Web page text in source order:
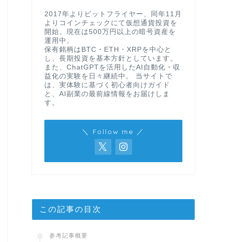
2017年よりビットフライヤー、同年11月
よりコインチェックにて仮想通貨投資を
開始。現在は500万円以上の暗号資産を
運用中。
保有銘柄はBTC・ETH・XRPを中心と
し、長期投資を基本方針としています。
また、ChatGPTを活用したAI自動化・収
益化の実験を日々継続中。 当サイトで
は、実体験に基づく初心者向けガイド
と、AI副業の最前線情報をお届けしま
す。
＼ Follow me ／
この記事の目次
参考記事概要